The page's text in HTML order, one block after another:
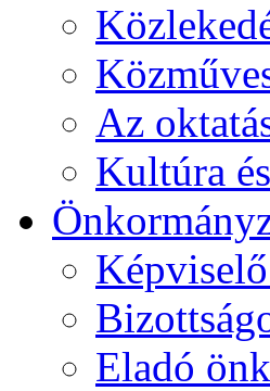
Az
Kultúra
Eladó